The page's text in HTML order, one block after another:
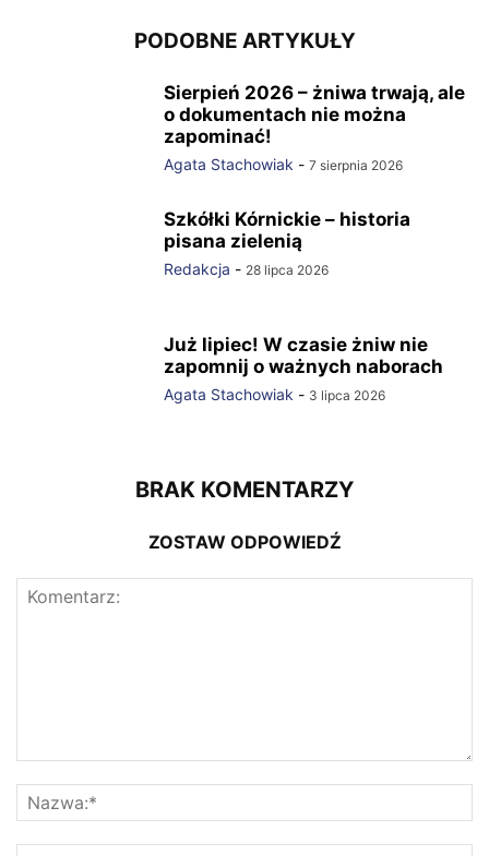
PODOBNE ARTYKUŁY
Sierpień 2026 – żniwa trwają, ale
o dokumentach nie można
zapominać!
Agata Stachowiak - 7 sierpnia 2026
Szkółki Kórnickie – historia
pisana zielenią
Redakcja - 28 lipca 2026
Już lipiec! W czasie żniw nie
zapomnij o ważnych naborach
Agata Stachowiak - 3 lipca 2026
BRAK KOMENTARZY
ZOSTAW ODPOWIEDŹ